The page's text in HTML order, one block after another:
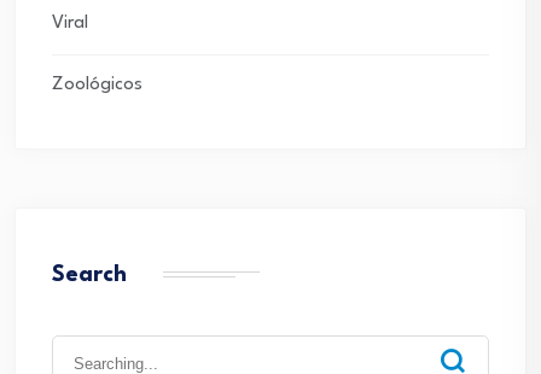
Viral
Zoológicos
Search